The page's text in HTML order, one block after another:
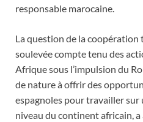
responsable marocaine.
La question de la
soulevée compte tenu des
Afrique sous l’impulsion du
de nature à offrir des
espagnoles pour travailler
niveau du continent africain,